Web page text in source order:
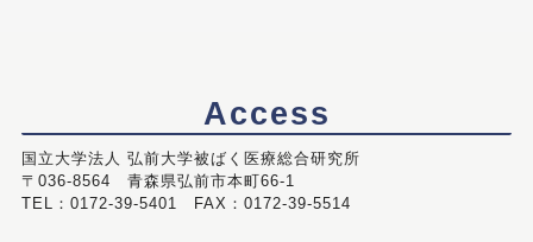
Access
国立大学法人 弘前大学被ばく医療総合研究所
〒036-8564 青森県弘前市本町66-1
TEL：0172-39-5401 FAX：0172-39-5514